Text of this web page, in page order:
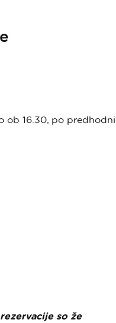
ob 16.30, po predhodni
so že